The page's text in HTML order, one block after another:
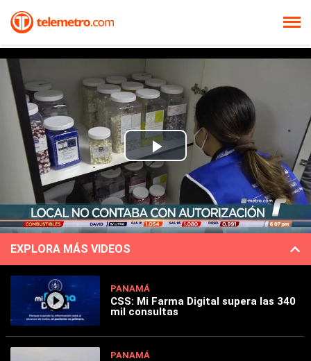
Play
Video
EXPLORA MÁS VIDEOS
PANAMÁ
CSS: Mi Farma Digital supera las 340
mil consultas
PANAMÁ